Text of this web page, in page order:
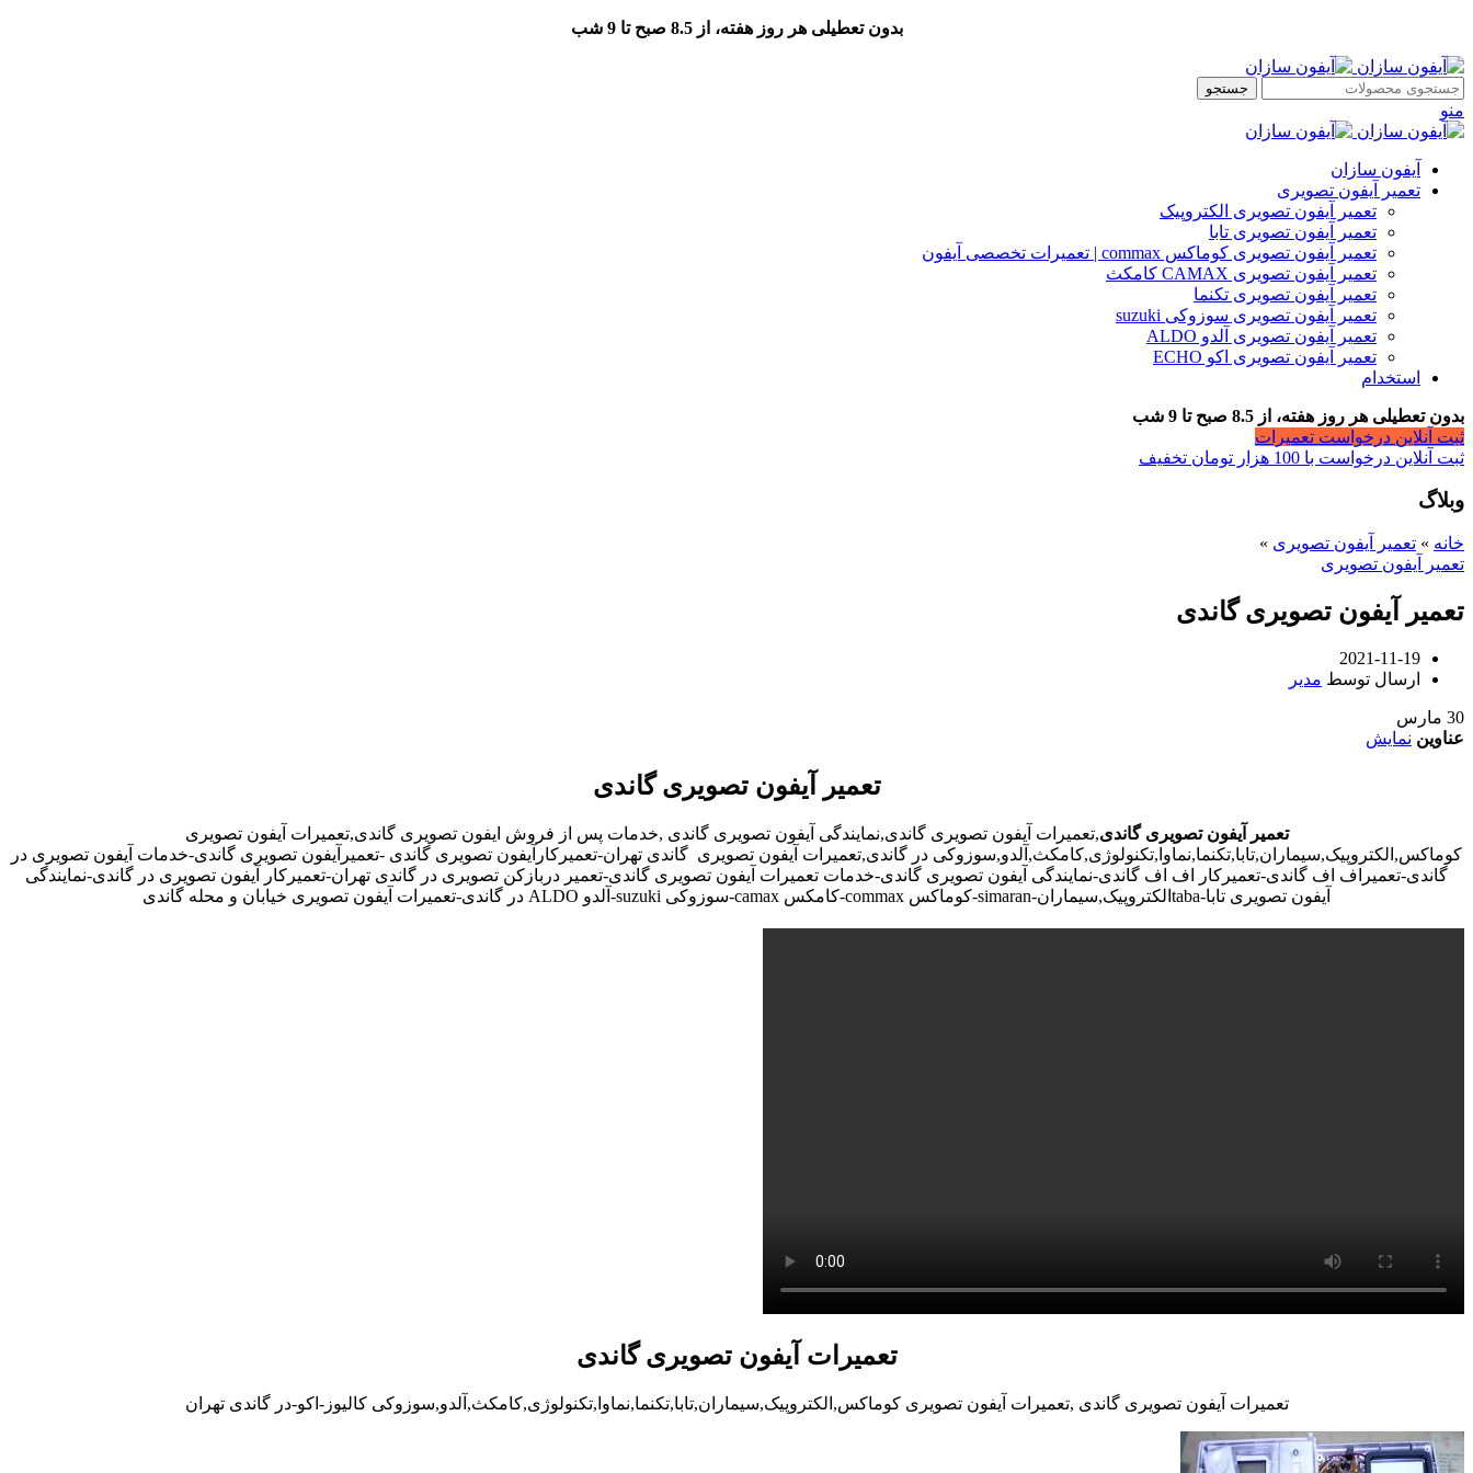
بدون تعطیلی هر روز هفته، از 8.5 صبح تا 9 شب
جستجو
منو
آیفون سازان
تعمیر آیفون تصویری
تعمیر آیفون تصویری الکتروپیک
تعمیر آیفون تصویری تابا
تعمیر آیفون تصویری کوماکس commax | تعمیرات تخصصی آیفون
تعمیر آیفون تصویری CAMAX کامکث
تعمیر آیفون تصویری تکنما
تعمیر آیفون تصویری سوزوکی suzuki
تعمیر آیفون تصویری آلدو ALDO
تعمیر آیفون تصویری اکو ECHO
استخدام
بدون تعطیلی هر روز هفته، از 8.5 صبح تا 9 شب
ثبت آنلاین درخواست تعمیرات
ثبت آنلاین درخواست با 100 هزار تومان تخفیف
وبلاگ
خانه » تعمیر آیفون تصویری »
تعمیر آیفون تصویری
تعمیر آیفون تصویری گاندی
2021-11-19
ارسال توسط مدیر
30 مارس
عناوین نمایش
تعمیر آیفون تصویری گاندی
تعمیر آیفون تصویری گاندی,تعمیرات آیفون تصویری گاندی,نمایندگی آیفون تصویری گاندی ,خدمات پس از فروش ایفون تصویری گاندی,تعمیرات آیفون تصویری
کوماکس,الکتروپیک,سیماران,تابا,تکنما,نماوا,تکنولوژی,کامکث,آلدو,سوزوکی در گاندی,تعمیرات آیفون تصویری گاندی تهران-تعمیرکارآیفون تصویری گاندی -تعمیرآیفون تصویری گاندی-خدمات آیفون تصویری در
گاندی-تعمیراف اف گاندی-تعمیرکار اف اف گاندی-نمایندگی آیفون تصویری گاندی-خدمات تعمیرات آیفون تصویری گاندی-تعمیر دربازکن تصویری در گاندی تهران-تعمیرکار آیفون تصویری در گاندی-نمایندگی
آیفون تصویری تابا-tabaالکتروپیک,سیماران-simaran-کوماکس commax-کامکس camax-سوزوکی suzuki-آلدو ALDO در گاندی-تعمیرات آیفون تصویری خیابان و محله گاندی
تعمیرات آیفون تصویری گاندی
تعمیرات آیفون تصویری گاندی ,تعمیرات آیفون تصویری کوماکس,الکتروپیک,سیماران,تابا,تکنما,نماوا,تکنولوژی,کامکث,آلدو,سوزوکی کالیوز-اکو-در گاندی تهران